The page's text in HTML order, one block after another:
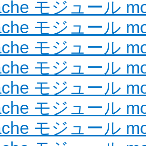
モジュール
モジュール
モジュール
モジュール
モジュール
モジュール
モジュール